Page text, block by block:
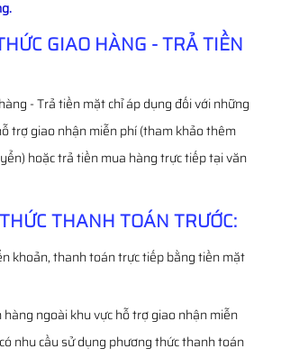
GIAO HÀNG - TRẢ TIỀN
- Trả tiền mặt chỉ áp dụng đối với những
trợ giao nhận miễn phí (tham khảo thêm
hoặc trả tiền mua hàng trực tiếp tại văn
THANH TOÁN TRƯỚC:
khoản, thanh toán trực tiếp bằng tiền mặt
ngoài khu vực hỗ trợ giao nhận miễn
nhu cầu sử dụng phương thức thanh toán